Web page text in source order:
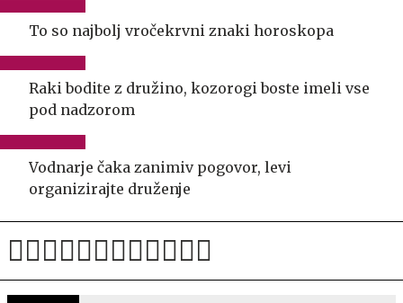
To so najbolj vročekrvni znaki horoskopa
Raki bodite z družino, kozorogi boste imeli vse
pod nadzorom
Vodnarje čaka zanimiv pogovor, levi
organizirajte druženje